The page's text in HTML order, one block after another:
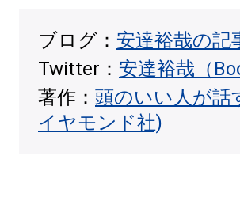
ブログ： 安達裕哉の記
Twitter： 安達裕哉（
著作： 頭のいい人が話
イヤモンド社)